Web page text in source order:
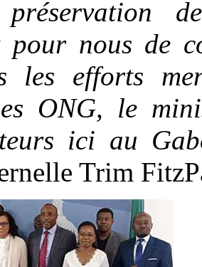
pour nous de
les efforts
ONG, le
ici au
Trim